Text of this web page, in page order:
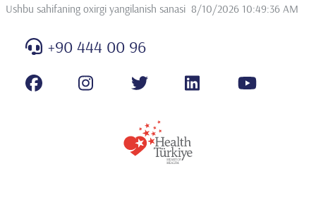
Ushbu sahifaning oxirgi yangilanish sanasi 8/10/2026 10:49:36 AM
+90 444 00 96